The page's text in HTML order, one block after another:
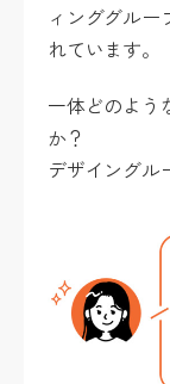
ィンググルー
れています。
一体どのよう
か？
デザイングル